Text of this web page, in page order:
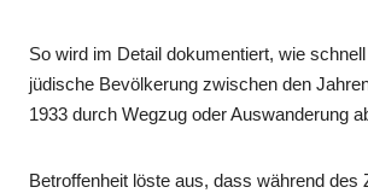
So wird im Detail dokumentiert, wie
jüdische Bevölkerung zwischen den
1933 durch Wegzug oder Auswanderung
Betroffenheit löste aus, dass während des